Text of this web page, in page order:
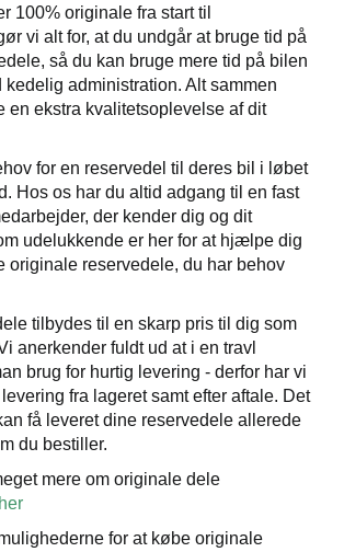
100% originale fra start til
vi alt for, at du undgår at bruge tid på
så du kan bruge mere tid på bilen
kedelig administration. Alt sammen
en ekstra kvalitetsoplevelse af dit
for en reservedel til deres bil i løbet
Hos os har du altid adgang til en fast
der kender dig og dit
udelukkende er her for at hjælpe dig
originale reservedele, du har behov
tilbydes til en skarp pris til dig som
anerkender fuldt ud at i en travl
brug for hurtig levering - derfor har vi
fra lageret samt efter aftale. Det
få leveret dine reservedele allerede
du bestiller.
mere om originale dele
for at købe originale